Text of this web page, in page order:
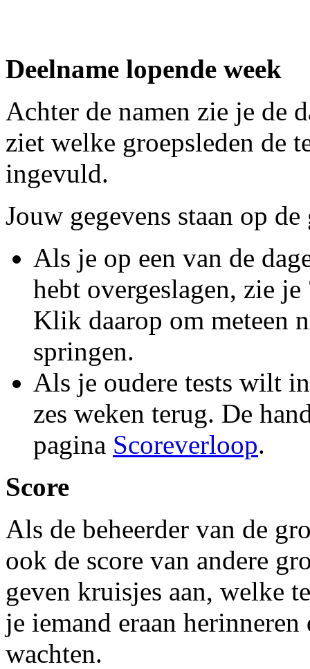
Deelname lopende week
Achter de namen zie je de
ziet welke groepsleden de
ingevuld.
Jouw gegevens staan op
Als je op een van de
hebt overgeslagen, zie je
Klik daarop om meteen
springen.
Als je oudere tests wilt
zes weken terug. De
pagina Scoreverloop.
Score
Als de beheerder van de
ook de score van andere
geven kruisjes aan, welke
je iemand eraan herinneren
wachten.